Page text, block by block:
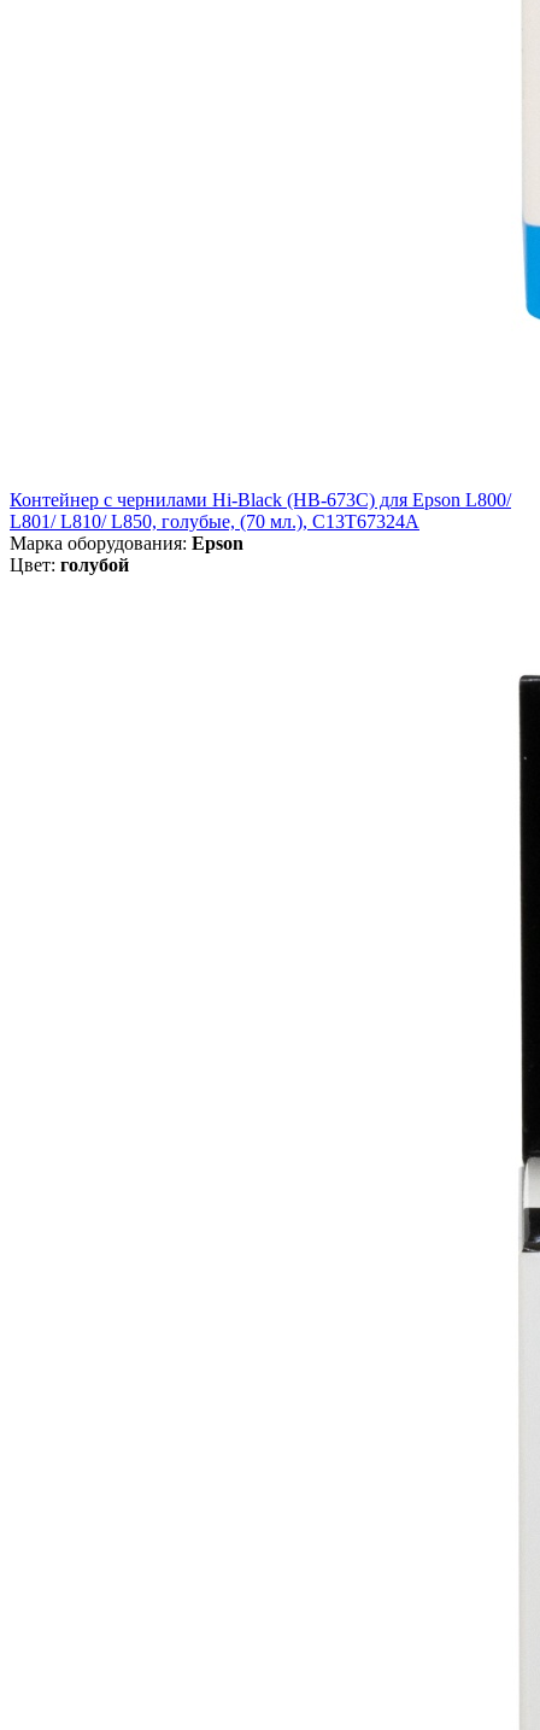
Контейнер с чернилами Hi-Black (HB-673C) для Epson L800/
L801/ L810/ L850, голубые, (70 мл.), C13T67324A
Марка оборудования: Epson
Цвет: голубой